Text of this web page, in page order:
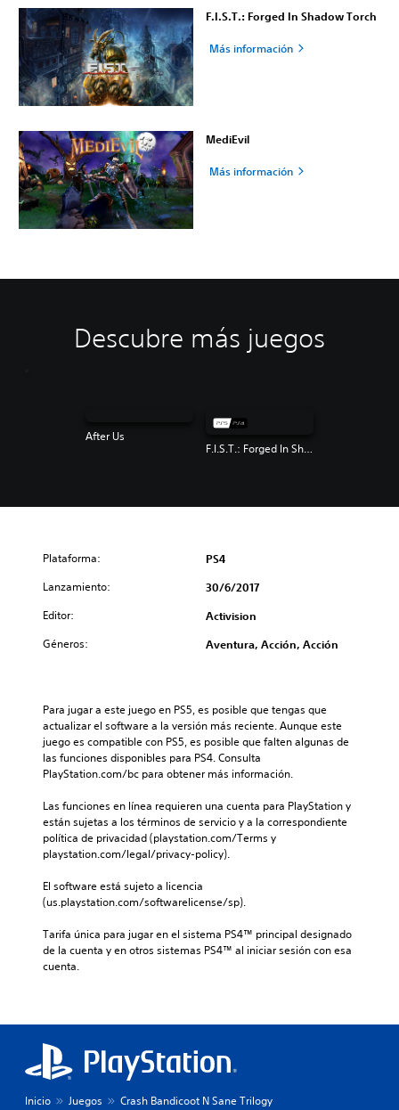
F.I.S.T.: Forged In Shadow Torch
Más información
MediEvil
Más información
Descubre más juegos
After Us
F.I.S.T.: Forged In Shadow Torch
Plataforma: PS4
Lanzamiento: 30/6/2017
Editor: Activision
Géneros: Aventura, Acción, Acción
Para jugar a este juego en PS5, es posible que tengas que
actualizar el software a la versión más reciente. Aunque este
juego es compatible con PS5, es posible que falten algunas de
las funciones disponibles para PS4. Consulta
PlayStation.com/bc para obtener más información.
Las funciones en línea requieren una cuenta para PlayStation y
están sujetas a los términos de servicio y a la correspondiente
política de privacidad (playstation.com/Terms y
playstation.com/legal/privacy-policy).
El software está sujeto a licencia
(us.playstation.com/softwarelicense/sp).
Tarifa única para jugar en el sistema PS4™ principal designado
de la cuenta y en otros sistemas PS4™ al iniciar sesión con esa
cuenta.
Inicio Juegos Crash Bandicoot N Sane Trilogy